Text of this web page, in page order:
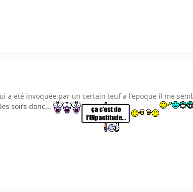
a eté invoquée par un certain teuf a l'epoque il me
soirs donc...